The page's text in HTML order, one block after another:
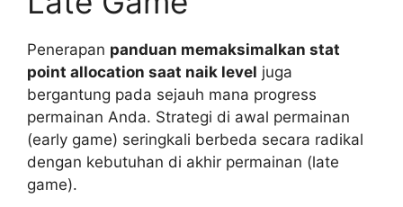
Penerapan panduan memaksimalkan stat
point allocation saat naik level juga
bergantung pada sejauh mana progress
permainan Anda. Strategi di awal permainan
(early game) seringkali berbeda secara radikal
dengan kebutuhan di akhir permainan (late
game).